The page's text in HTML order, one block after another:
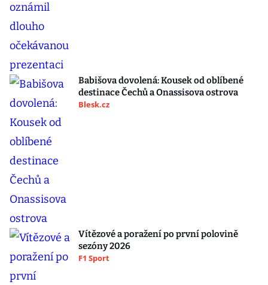
Babišova dovolená: Kousek od oblíbené
destinace Čechů a Onassisova ostrova
Blesk.cz
Vítězové a poražení po první polovině
sezóny 2026
F1 Sport